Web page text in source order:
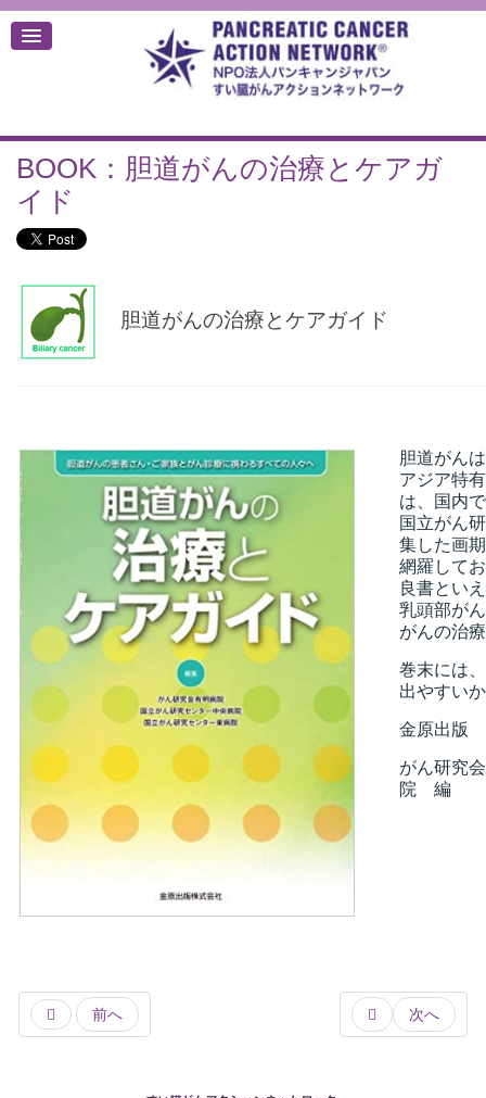
BOOK：胆道がんの治療とケアガ
イド
胆道がんの治療とケアガイド
胆道がん
アジア特
は、国内
国立がん
集した画
網羅して
良書とい
乳頭部が
がんの治
巻末には
出やすい
金原出
がん研究
院 編
前へ 次へ